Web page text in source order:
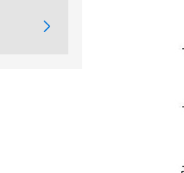
